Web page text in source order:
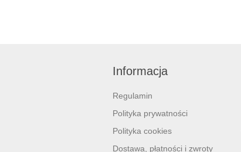
Informacja
Regulamin
Polityka prywatności
Polityka cookies
Dostawa, płatności i zwroty